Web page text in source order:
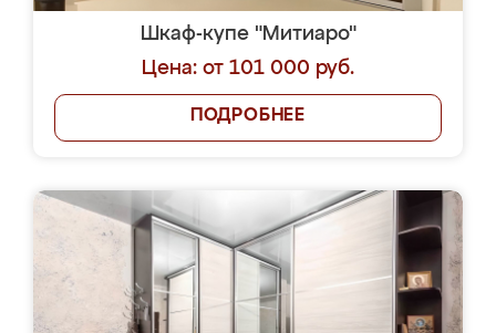
Шкаф-купе "Митиаро"
Цена: от 101 000 руб.
ПОДРОБНЕЕ